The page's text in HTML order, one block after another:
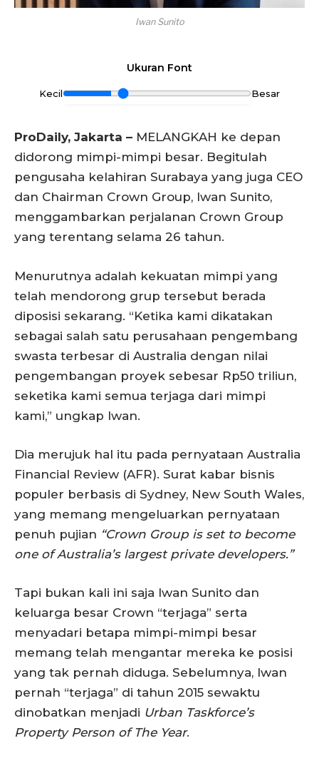
Iwan Sunito
Ukuran Font
Kecil Besar
ProDaily, Jakarta – MELANGKAH ke depan
didorong mimpi-mimpi besar. Begitulah
pengusaha kelahiran Surabaya yang juga CEO
dan Chairman Crown Group, Iwan Sunito,
menggambarkan perjalanan Crown Group
yang terentang selama 26 tahun.
Menurutnya adalah kekuatan mimpi yang
telah mendorong grup tersebut berada
diposisi sekarang. “Ketika kami dikatakan
sebagai salah satu perusahaan pengembang
swasta terbesar di Australia dengan nilai
pengembangan proyek sebesar Rp50 triliun,
seketika kami semua terjaga dari mimpi
kami,” ungkap Iwan.
Dia merujuk hal itu pada pernyataan Australia
Financial Review (AFR). Surat kabar bisnis
populer berbasis di Sydney, New South Wales,
yang memang mengeluarkan pernyataan
penuh pujian “Crown Group is set to become
one of Australia’s largest private developers.”
Tapi bukan kali ini saja Iwan Sunito dan
keluarga besar Crown “terjaga” serta
menyadari betapa mimpi-mimpi besar
memang telah mengantar mereka ke posisi
yang tak pernah diduga. Sebelumnya, Iwan
pernah “terjaga” di tahun 2015 sewaktu
dinobatkan menjadi Urban Taskforce’s
Property Person of The Year.